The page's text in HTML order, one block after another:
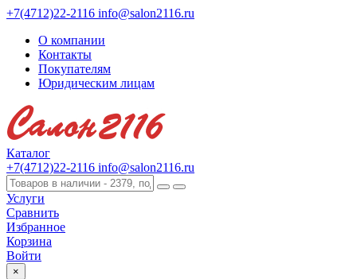
+7(4712)22-2116 info@salon2116.ru
О компании
Контакты
Покупателям
Юридическим лицам
Каталог
+7(4712)22-2116 info@salon2116.ru
Услуги
Сравнить
Избранное
Корзина
Войти
×